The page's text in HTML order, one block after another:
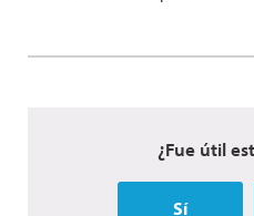
¿Fue útil
Sí